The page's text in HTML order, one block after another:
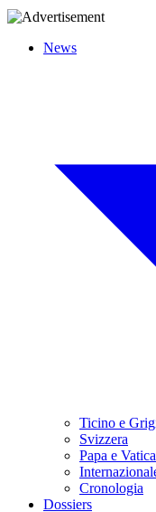
News
Ticino e
Svizzera
Papa e
Cronologia
Dossiers